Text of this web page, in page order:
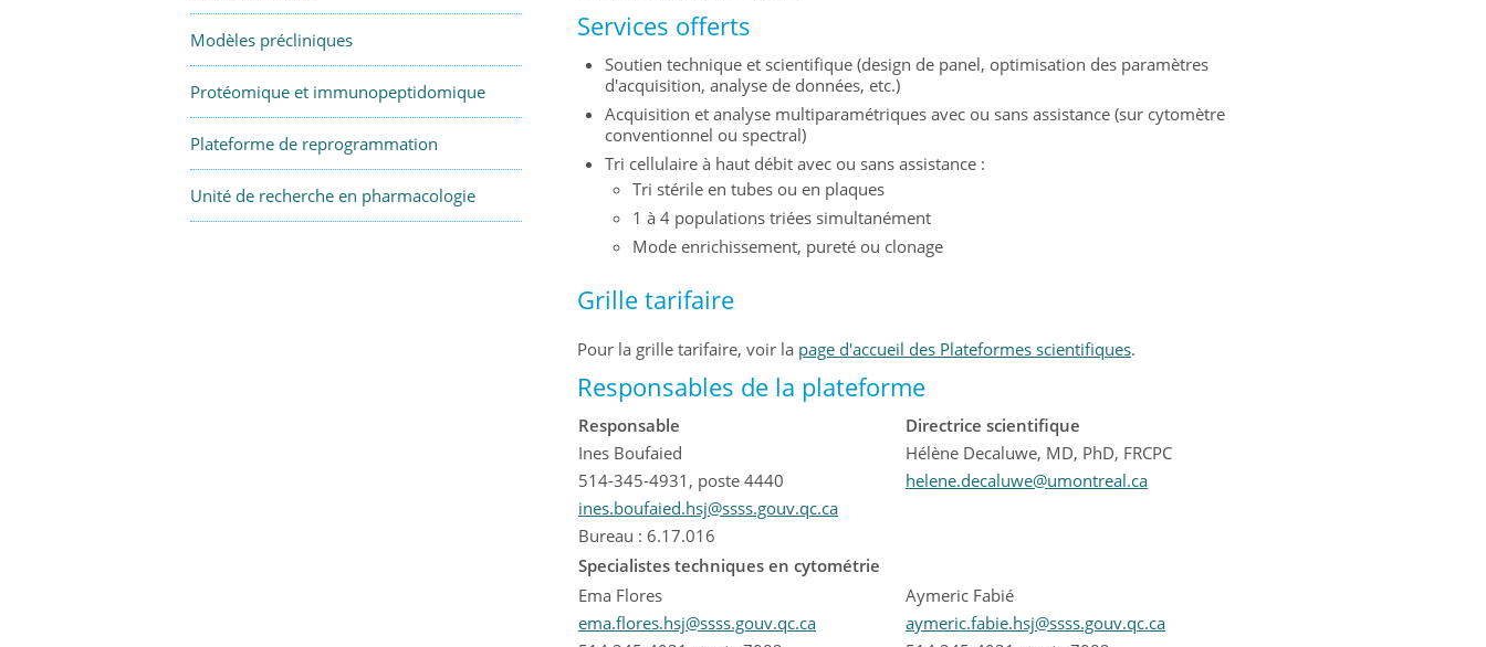
Modèles précliniques
Protéomique et immunopeptidomique
Plateforme de reprogrammation
Unité de recherche en pharmacologie
Services offerts
Soutien technique et scientifique (design de panel, optimisation des paramètres
d'acquisition, analyse de données, etc.)
Acquisition et analyse multiparamétriques avec ou sans assistance (sur cytomètre
conventionnel ou spectral)
Tri cellulaire à haut débit avec ou sans assistance :
Tri stérile en tubes ou en plaques
1 à 4 populations triées simultanément
Mode enrichissement, pureté ou clonage
Grille tarifaire
Pour la grille tarifaire, voir la page d'accueil des Plateformes scientifiques.
Responsables de la plateforme
Responsable
Ines Boufaied
514-345-4931, poste 4440
ines.boufaied.hsj@ssss.gouv.qc.ca
Bureau : 6.17.016
Directrice scientifique
Hélène Decaluwe, MD, PhD, FRCPC
helene.decaluwe@umontreal.ca
Specialistes techniques en cytométrie
Ema Flores
ema.flores.hsj@ssss.gouv.qc.ca
Aymeric Fabié
aymeric.fabie.hsj@ssss.gouv.qc.ca